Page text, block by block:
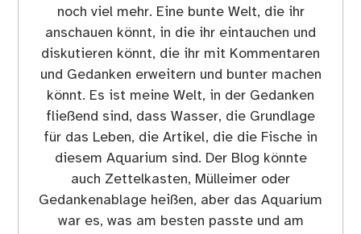
noch viel mehr. Eine bunte Welt, die ihr
anschauen könnt, in die ihr eintauchen und
diskutieren könnt, die ihr mit Kommentaren
und Gedanken erweitern und bunter machen
könnt. Es ist meine Welt, in der Gedanken
fließend sind, dass Wasser, die Grundlage
für das Leben, die Artikel, die die Fische in
diesem Aquarium sind. Der Blog könnte
auch Zettelkasten, Mülleimer oder
Gedankenablage heißen, aber das Aquarium
war es, was am besten passte und am